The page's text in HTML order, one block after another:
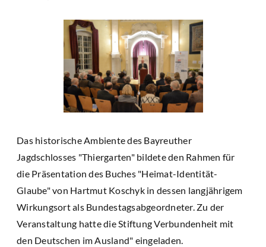
Das historische Ambiente des Bayreuther
Jagdschlosses "Thiergarten" bildete den Rahmen für
die Präsentation des Buches "Heimat-Identität-
Glaube" von Hartmut Koschyk in dessen langjährigem
Wirkungsort als Bundestagsabgeordneter. Zu der
Veranstaltung hatte die Stiftung Verbundenheit mit
den Deutschen im Ausland" eingeladen.